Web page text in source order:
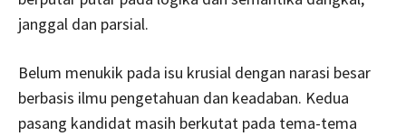
janggal dan parsial.
Belum menukik pada isu krusial dengan narasi besar
berbasis ilmu pengetahuan dan keadaban. Kedua
pasang kandidat masih berkutat pada tema-tema